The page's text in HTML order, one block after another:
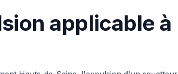
applicable à